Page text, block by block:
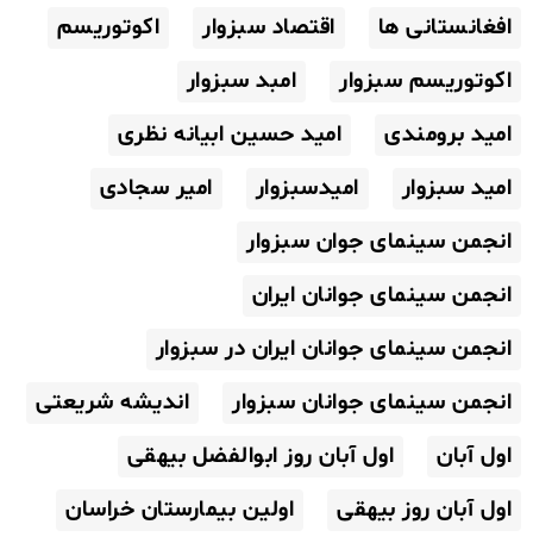
افغانستانی ها
اقتصاد سبزوار
اکوتوریسم
اکوتوریسم سبزوار
امبد سبزوار
امید برومندی
امید حسین ابیانه نظری
امید سبزوار
امیدسبزوار
امیر سجادی
انجمن سینمای جوان سبزوار
انجمن سینمای جوانان ایران
انجمن سینمای جوانان ایران در سبزوار
انجمن سینمای جوانان سبزوار
اندیشه شریعتی
اول آبان
اول آبان روز ابوالفضل بیهقی
اول آبان روز بیهقی
اولین بیمارستان خراسان